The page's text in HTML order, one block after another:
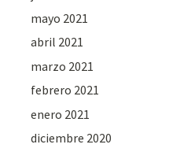
mayo 2021
abril 2021
marzo 2021
febrero 2021
enero 2021
diciembre 2020